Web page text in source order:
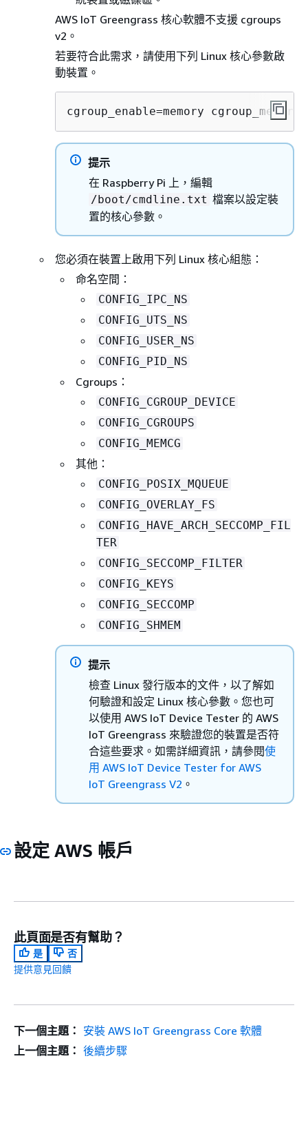
AWS IoT Greengrass 核心軟體不支援 cgroups
v2。
若要符合此需求，請使用下列 Linux 核心參數啟
動裝置。
cgroup_enable=memory
提示
在 Raspberry Pi 上，編輯
/boot/cmdline.txt 檔案以設定裝
置的核心參數。
您必須在裝置上啟用下列 Linux 核心組態：
命名空間：
CONFIG_IPC_NS
CONFIG_UTS_NS
CONFIG_USER_NS
CONFIG_PID_NS
Cgroups：
CONFIG_CGROUP_DEVICE
CONFIG_CGROUPS
CONFIG_MEMCG
其他：
CONFIG_POSIX_MQUEUE
CONFIG_OVERLAY_FS
CONFIG_HAVE_ARCH_SECCOMP_FIL
TER
CONFIG_SECCOMP_FILTER
CONFIG_KEYS
CONFIG_SECCOMP
CONFIG_SHMEM
提示
檢查 Linux 發行版本的文件，以了解如
何驗證和設定 Linux 核心參數。您也可
以使用 AWS IoT Device Tester 的 AWS
IoT Greengrass 來驗證您的裝置是否符
合這些要求。如需詳細資訊，請參閱使
用 AWS IoT Device Tester for AWS
IoT Greengrass V2 。
設定 AWS 帳戶
此頁面是否有幫助？
是
否
提供意見回饋
下一個主題： 安裝 AWS IoT Greengrass Core 軟體
上一個主題： 後續步驟